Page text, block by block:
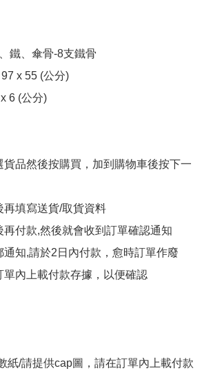
鐵、傘骨-8支鐵骨
x 55 (公分)
6 (公分)
貨品然後按購買，加到購物車後按下一
再填寫送貨/取貨資料
再付款,然後就會收到訂單確認通知
通知,請於2日內付款，愈時訂單作廢
單內上載付款存據，以便確認
紙/請提供cap圖，請在訂單內上載付款